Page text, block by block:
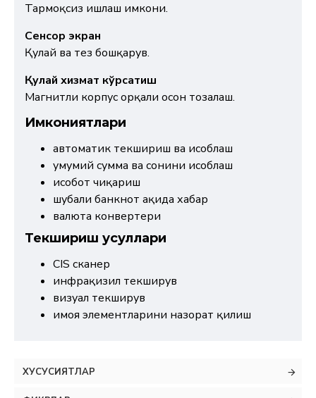
Тармоқсиз ишлаш имкони.
Сенсор экран
Қулай ва тез бошқарув.
Қулай хизмат кўрсатиш
Магнитли корпус орқали осон тозалаш.
Имкониятлари
автоматик текшириш ва ҳисоблаш
умумий сумма ва сонини ҳисоблаш
ҳисобот чиқариш
шубҳали банкнот ҳақида хабар
валюта конвертери
Текшириш усуллари
CIS сканер
инфрақизил текширув
визуал текширув
ҳимоя элементларини назорат қилиш
ХУСУСИЯТЛАР